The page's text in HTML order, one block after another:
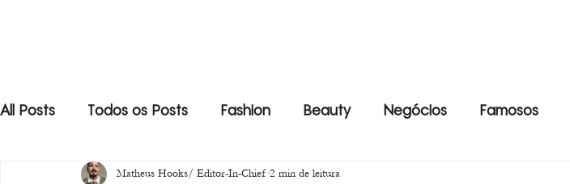
All Posts Todos os Posts Fashion Beauty Negócios Famosos
Matheus Hooks/ Editor-In-Chief 2 min de leitura